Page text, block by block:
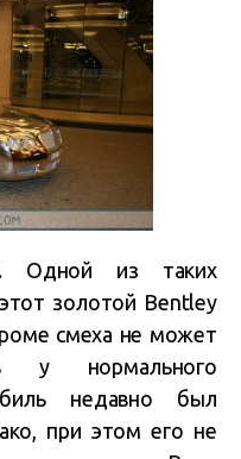
Одной из таких
золотой Bentley
смеха не может
у нормального
недавно был
при этом его не